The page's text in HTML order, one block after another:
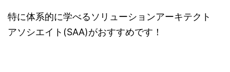
特に体系的に学べるソリューションアーキテクト
アソシエイト(SAA)がおすすめです！